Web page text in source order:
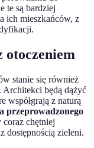
te są bardziej
ich mieszkańców, z
stanie się również
Architekci będą dążyć
współgrają z naturą
przeprowadzonego
coraz chętniej
dostępnością zieleni.